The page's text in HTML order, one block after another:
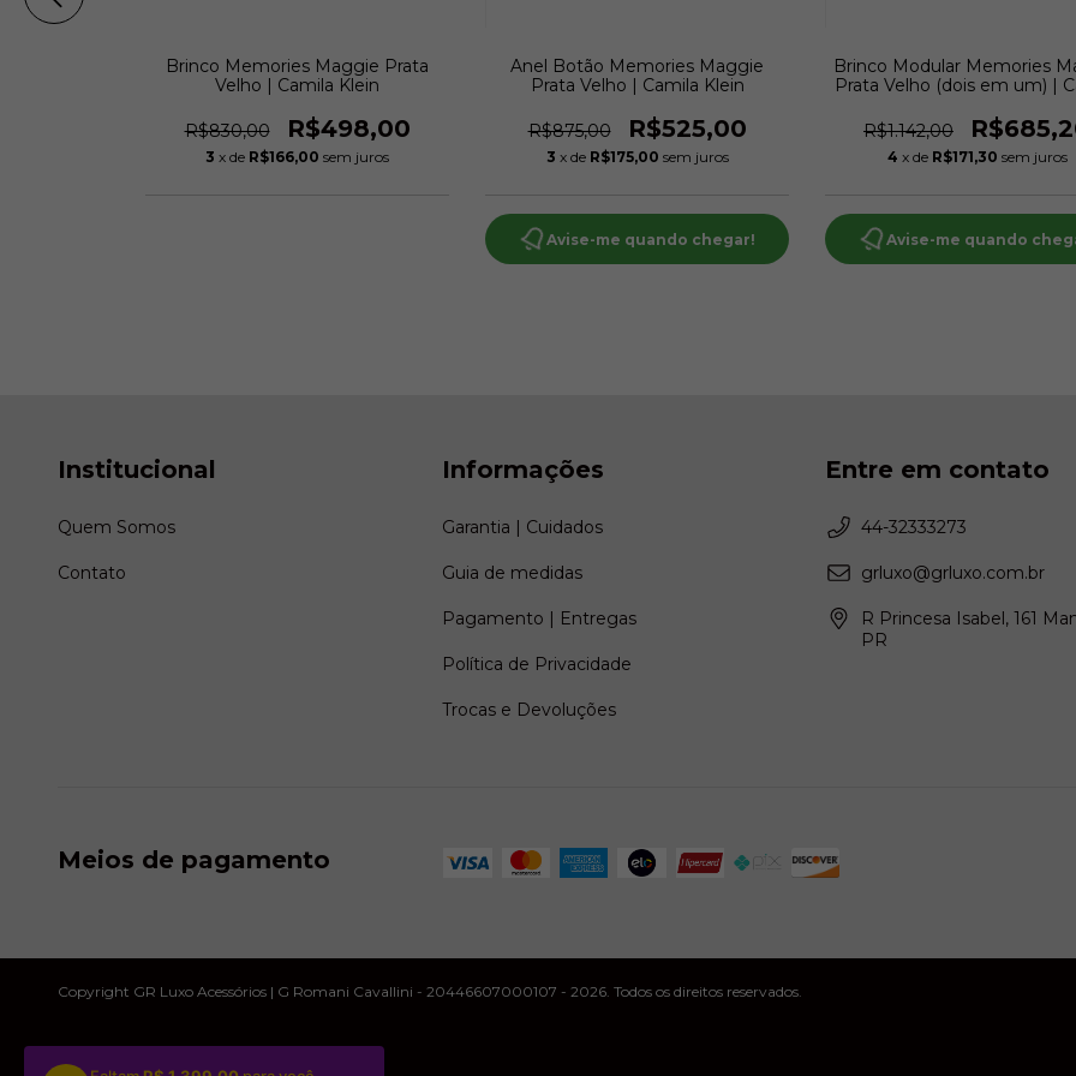
Brinco Memories Maggie Prata
Velho | Camila Klein
R$830,00 R$498,00
3 x de R$166,00 sem juros
Anel Botão Memories Maggie
Prata Velho | Camila Klein
R$875,00 R$525,00
3 x de R$175,00 sem juros
Avise-me quando chegar!
Brinco Modular Memories
Prata Velho (dois em um) |
R$1.142,00
4 x de R$171,30 sem juros
Avise-me quando
Institucional
Quem Somos
Contato
Informações
Garantia | Cuidados
Guia de medidas
Pagamento | Entregas
Política de Privacidade
Trocas e Devoluções
Entre em contato
44-32333273
grluxo@grluxo.com.br
R Princesa Isabel, 161
PR
Meios de pagamento
Copyright GR Luxo Acessórios | G Romani Cavallini - 20446607000107 - 2026. Todos os direitos reservados.